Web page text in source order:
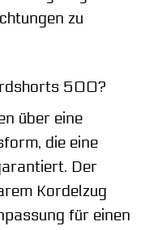
zu
500?
über eine
die eine
Der
Kordelzug
für einen